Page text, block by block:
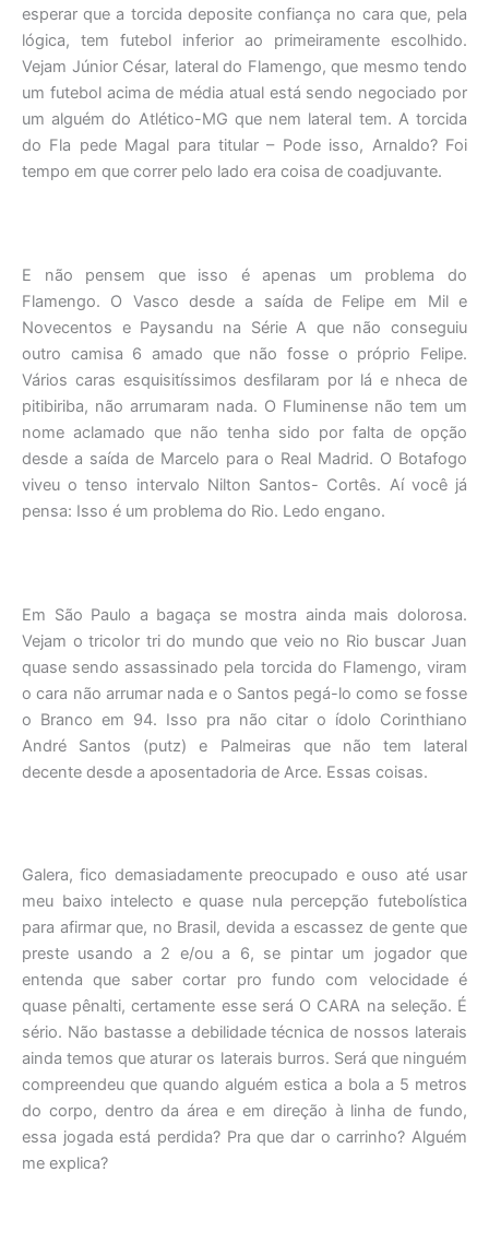
esperar que a torcida deposite confiança no cara que, pela
lógica, tem futebol inferior ao primeiramente escolhido.
Vejam Júnior César, lateral do Flamengo, que mesmo tendo
um futebol acima de média atual está sendo negociado por
um alguém do Atlético-MG que nem lateral tem. A torcida
do Fla pede Magal para titular – Pode isso, Arnaldo? Foi
tempo em que correr pelo lado era coisa de coadjuvante.
E não pensem que isso é apenas um problema do
Flamengo. O Vasco desde a saída de Felipe em Mil e
Novecentos e Paysandu na Série A que não conseguiu
outro camisa 6 amado que não fosse o próprio Felipe.
Vários caras esquisitíssimos desfilaram por lá e nheca de
pitibiriba, não arrumaram nada. O Fluminense não tem um
nome aclamado que não tenha sido por falta de opção
desde a saída de Marcelo para o Real Madrid. O Botafogo
viveu o tenso intervalo Nilton Santos- Cortês. Aí você já
pensa: Isso é um problema do Rio. Ledo engano.
Em São Paulo a bagaça se mostra ainda mais dolorosa.
Vejam o tricolor tri do mundo que veio no Rio buscar Juan
quase sendo assassinado pela torcida do Flamengo, viram
o cara não arrumar nada e o Santos pegá-lo como se fosse
o Branco em 94. Isso pra não citar o ídolo Corinthiano
André Santos (putz) e Palmeiras que não tem lateral
decente desde a aposentadoria de Arce. Essas coisas.
Galera, fico demasiadamente preocupado e ouso até usar
meu baixo intelecto e quase nula percepção futebolística
para afirmar que, no Brasil, devida a escassez de gente que
preste usando a 2 e/ou a 6, se pintar um jogador que
entenda que saber cortar pro fundo com velocidade é
quase pênalti, certamente esse será O CARA na seleção. É
sério. Não bastasse a debilidade técnica de nossos laterais
ainda temos que aturar os laterais burros. Será que ninguém
compreendeu que quando alguém estica a bola a 5 metros
do corpo, dentro da área e em direção à linha de fundo,
essa jogada está perdida? Pra que dar o carrinho? Alguém
me explica?